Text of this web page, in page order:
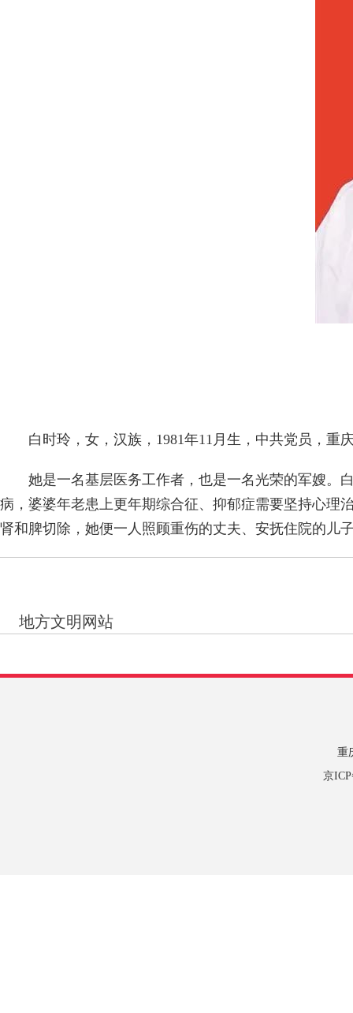
白时玲，女，汉族，1981年11月生，中共党员，重
她是一名基层医务工作者，也是一名光荣的军嫂。白
病，婆婆年老患上更年期综合征、抑郁症需要坚持心理
肾和脾切除，她便一人照顾重伤的丈夫、安抚住院的儿
地方文明网站
重
京